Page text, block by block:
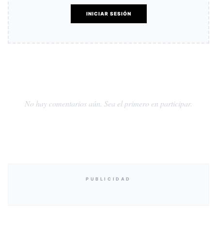
INICIAR SESIÓN
No hay comentarios aún. Sea el primero en participar.
PUBLICIDAD